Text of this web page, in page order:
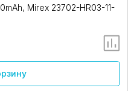
Mirex 23702-HR03-11-